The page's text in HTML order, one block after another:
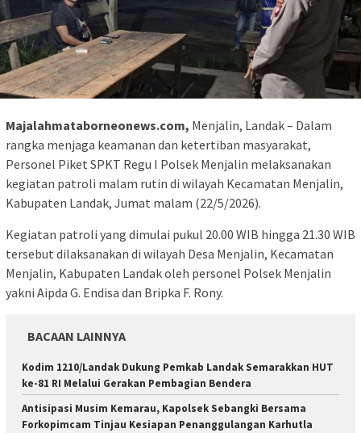
Majalahmataborneonews.com, Menjalin, Landak – Dalam
rangka menjaga keamanan dan ketertiban masyarakat,
Personel Piket SPKT Regu I Polsek Menjalin melaksanakan
kegiatan patroli malam rutin di wilayah Kecamatan Menjalin,
Kabupaten Landak, Jumat malam (22/5/2026).
Kegiatan patroli yang dimulai pukul 20.00 WIB hingga 21.30 WIB
tersebut dilaksanakan di wilayah Desa Menjalin, Kecamatan
Menjalin, Kabupaten Landak oleh personel Polsek Menjalin
yakni Aipda G. Endisa dan Bripka F. Rony.
BACAAN LAINNYA
Kodim 1210/Landak Dukung Pemkab Landak Semarakkan HUT
ke-81 RI Melalui Gerakan Pembagian Bendera
Antisipasi Musim Kemarau, Kapolsek Sebangki Bersama
Forkopimcam Tinjau Kesiapan Penanggulangan Karhutla